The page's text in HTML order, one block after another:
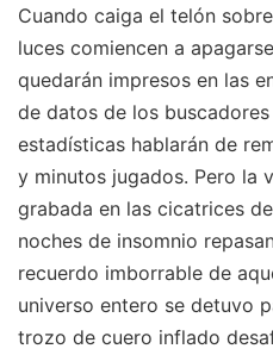
Cuando caiga el telón
luces comiencen a
quedarán impresos en las
de datos de los
estadísticas hablarán de
y minutos jugados. Pero la
grabada en las cicatrices
noches de insomnio
recuerdo imborrable de
universo entero se detuvo
trozo de cuero inflado